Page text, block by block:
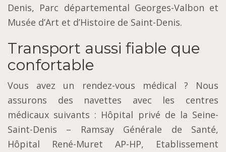
Denis, Parc départemental Georges-Valbon et
Musée d’Art et d’Histoire de Saint-Denis.
Transport aussi fiable que
confortable
Vous avez un rendez-vous médical ? Nous
assurons des navettes avec les centres
médicaux suivants : Hôpital privé de la Seine-
Saint-Denis – Ramsay Générale de Santé,
Hôpital René-Muret AP-HP, Etablissement